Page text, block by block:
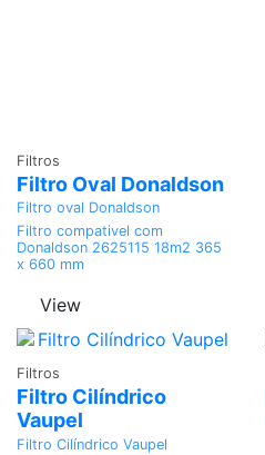
Filtros
Filtro Oval Donaldson
Filtro oval Donaldson
Filtro compativel com
Donaldson 2625115 18m2 365
x 660 mm
View
Filtros
Filtro Cilíndrico
Vaupel
Filtro Cilíndrico Vaupel